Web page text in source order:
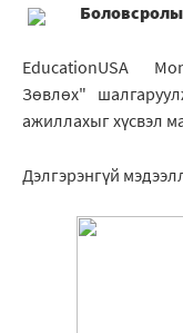
EducationUSA
Зөвлөх"
ажиллахыг хүсвэл
Дэлгэрэнгүй